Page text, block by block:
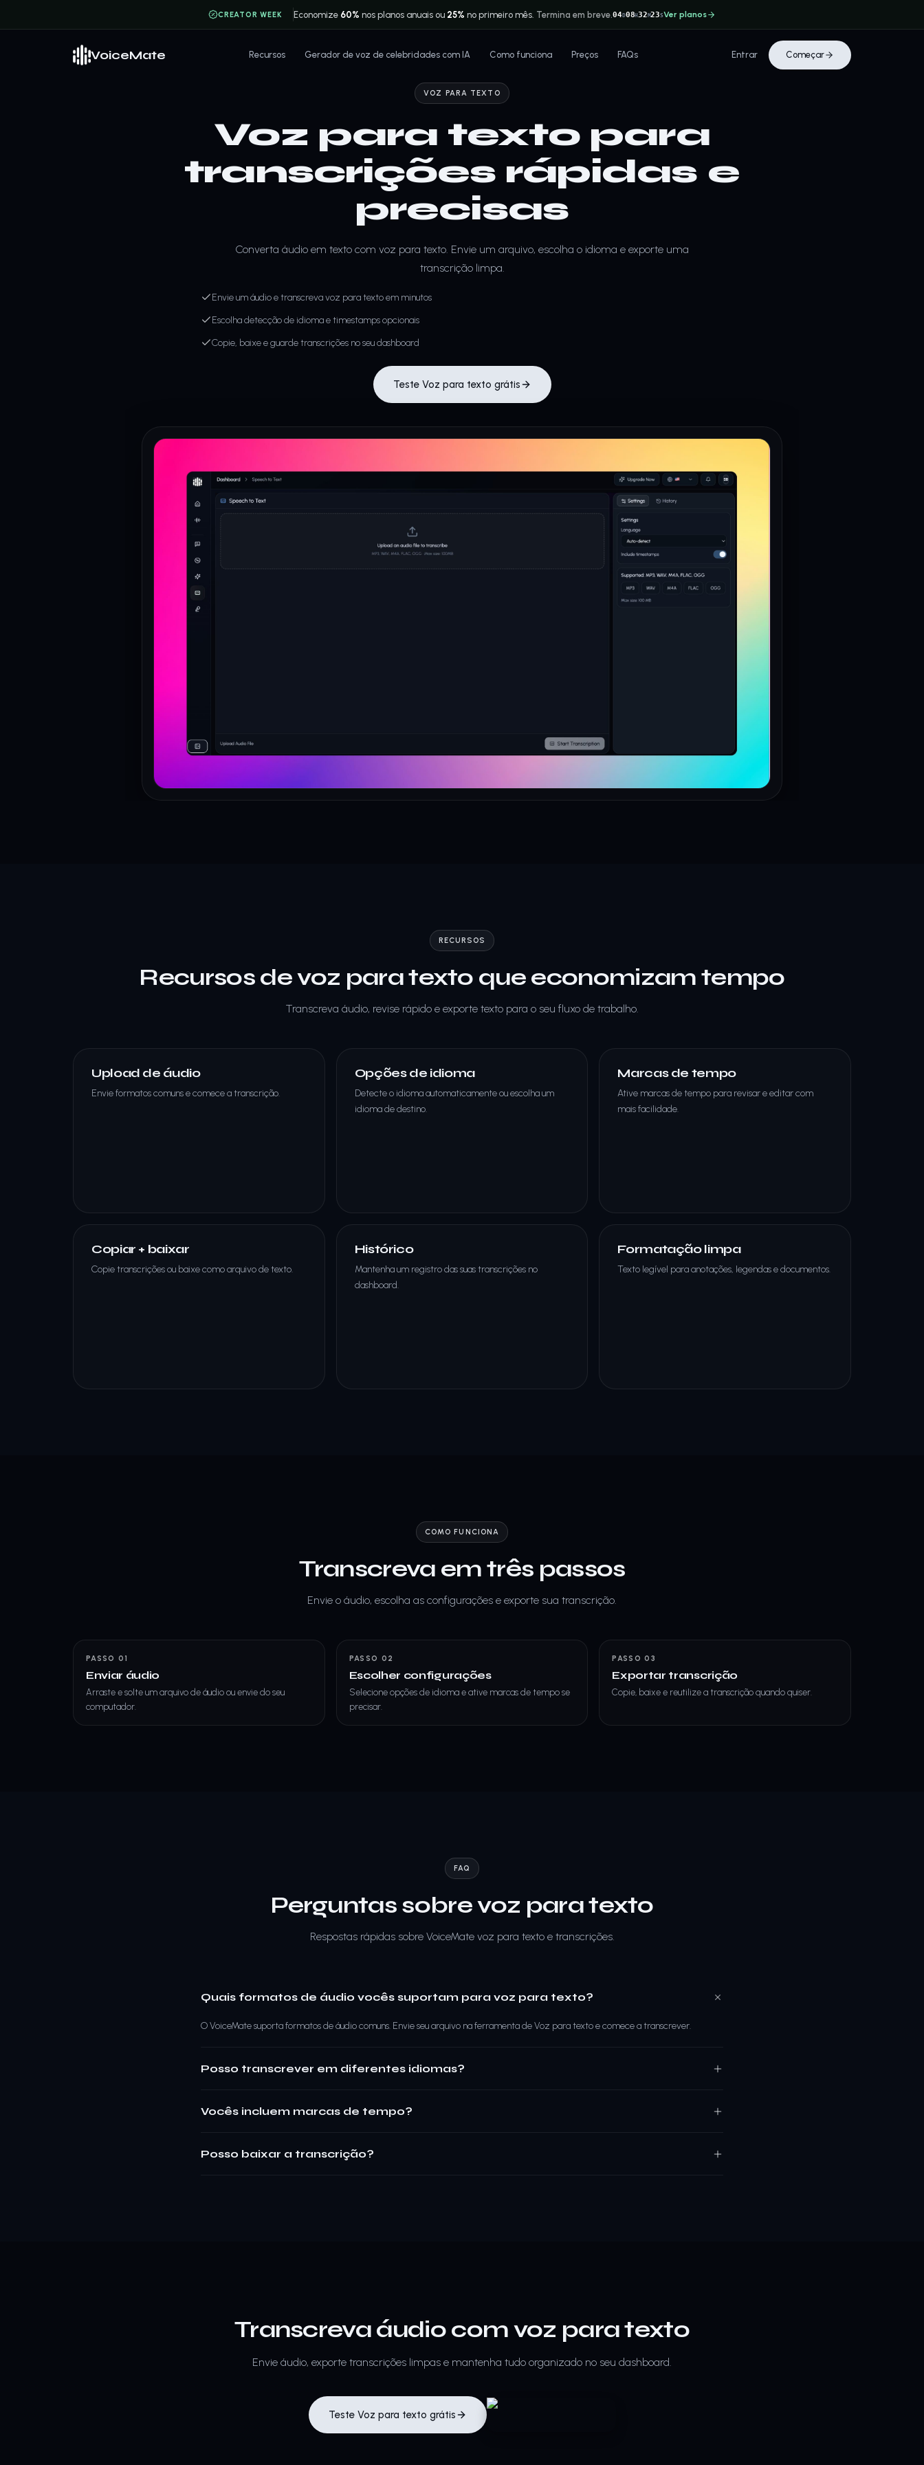
CREATOR WEEK Economize 60% nos planos anuais ou 25% no primeiro mês. Termina em breve.04D08H32M22SVer planos
VoiceMate Recursos Gerador de voz de celebridades com IA Como funciona Preços FAQs Entrar Começar
VOZ PARA TEXTO
Voz para texto para
transcrições rápidas e
precisas
Converta áudio em texto com voz para texto. Envie um arquivo, escolha o idioma e exporte uma
transcrição limpa.
Envie um áudio e transcreva voz para texto em minutos
Escolha detecção de idioma e timestamps opcionais
Copie, baixe e guarde transcrições no seu dashboard
Teste Voz para texto grátis
RECURSOS
Recursos de voz para texto que economizam tempo
Transcreva áudio, revise rápido e exporte texto para o seu fluxo de trabalho.
Upload de áudio
Envie formatos comuns e comece a transcrição.
Opções de idioma
Detecte o idioma automaticamente ou escolha um
idioma de destino.
Marcas de tempo
Ative marcas de tempo para revisar e editar com
mais facilidade.
Copiar + baixar
Copie transcrições ou baixe como arquivo de texto.
Histórico
Mantenha um registro das suas transcrições no
dashboard.
Formatação limpa
Texto legível para anotações, legendas e documentos.
COMO FUNCIONA
Transcreva em três passos
Envie o áudio, escolha as configurações e exporte sua transcrição.
PASSO 01
Enviar áudio
Arraste e solte um arquivo de áudio ou envie do seu
computador.
PASSO 02
Escolher configurações
Selecione opções de idioma e ative marcas de tempo se
precisar.
PASSO 03
Exportar transcrição
Copie, baixe e reutilize a transcrição quando quiser.
FAQ
Perguntas sobre voz para texto
Respostas rápidas sobre VoiceMate voz para texto e transcrições.
Quais formatos de áudio vocês suportam para voz para texto?
O VoiceMate suporta formatos de áudio comuns. Envie seu arquivo na ferramenta de Voz para texto e comece a transcrever.
Posso transcrever em diferentes idiomas?
Vocês incluem marcas de tempo?
Posso baixar a transcrição?
Transcreva áudio com voz para texto
Envie áudio, exporte transcrições limpas e mantenha tudo organizado no seu dashboard.
Teste Voz para texto grátis